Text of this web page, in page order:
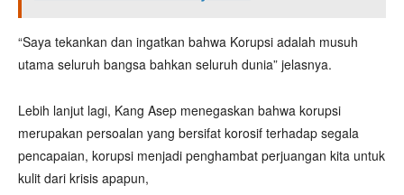
“Saya tekankan dan ingatkan bahwa Korupsi adalah musuh
utama seluruh bangsa bahkan seluruh dunia” jelasnya.
Lebih lanjut lagi, Kang Asep menegaskan bahwa korupsi
merupakan persoalan yang bersifat korosif terhadap segala
pencapaian, korupsi menjadi penghambat perjuangan kita untuk
kulit dari krisis apapun,